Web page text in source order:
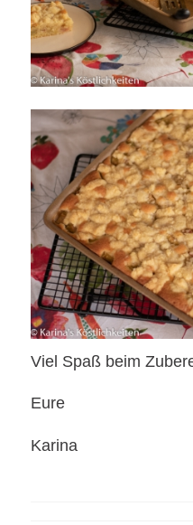
Viel Spaß beim
Eure
Karina